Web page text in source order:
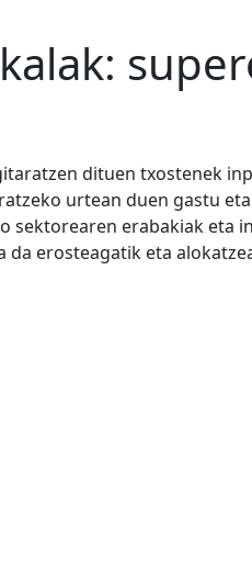
dituen txostenek
urtean duen gastu
erabakiak eta
erosteagatik eta